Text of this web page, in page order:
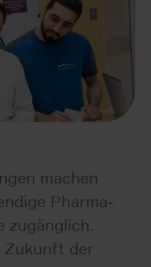
machen
Pharma-
zugänglich.
Zukunft der